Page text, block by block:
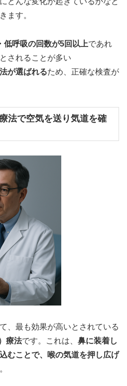
ます。
低呼吸の回数が5回以上であれ
されることが多い
が選ばれるため、正確な検査が
法で空気を送り気道を確
、最も効果が高いとされている
療法です。これは、 鼻に装着し
むことで、喉の気道を押し広げ